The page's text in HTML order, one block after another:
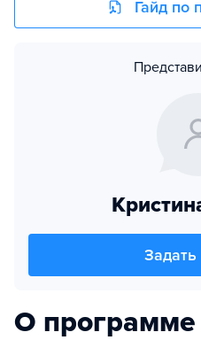
Гайд по
Задать
О программе